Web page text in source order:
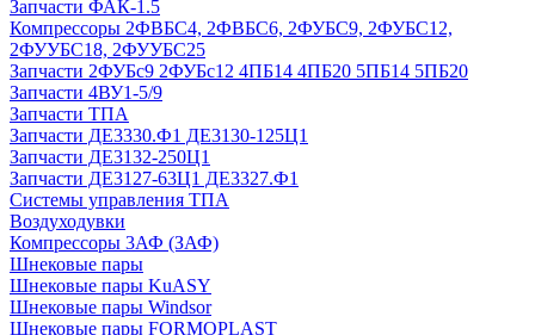
Запчасти ФАК-1.5
Компрессоры 2ФВБС4, 2ФВБС6, 2ФУБС9, 2ФУБС12,
2ФУУБС18, 2ФУУБС25
Запчасти 2ФУБс9 2ФУБс12 4ПБ14 4ПБ20 5ПБ14 5ПБ20
Запчасти 4ВУ1-5/9
Запчасти ТПА
Запчасти ДЕ3330.Ф1 ДЕ3130-125Ц1
Запчасти ДЕ3132-250Ц1
Запчасти ДЕ3127-63Ц1 ДЕ3327.Ф1
Системы управления ТПА
Воздуходувки
Компрессоры 3АФ (ЗАФ)
Шнековые пары
Шнековые пары KuASY
Шнековые пары Windsor
Шнековые пары FORMOPLAST